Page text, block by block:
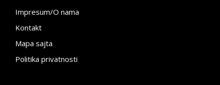
Impresum/O nama
Kontakt
Mapa sajta
Politika privatnosti